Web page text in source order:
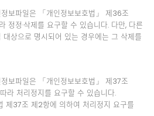
보파일은 「개인정보보호법」 제36조
정정·삭제를 요구할 수 있습니다. 다만, 다른
상으로 명시되어 있는 경우에는 그 삭제를
보파일은 「개인정보보호법」 제37조
라 처리정지를 요구할 수 있습니다.
제37조 제2항에 의하여 처리정지 요구를